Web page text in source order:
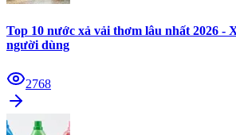
Top 10 nước xả vải thơm lâu nhất 2026 -
người dùng
2768